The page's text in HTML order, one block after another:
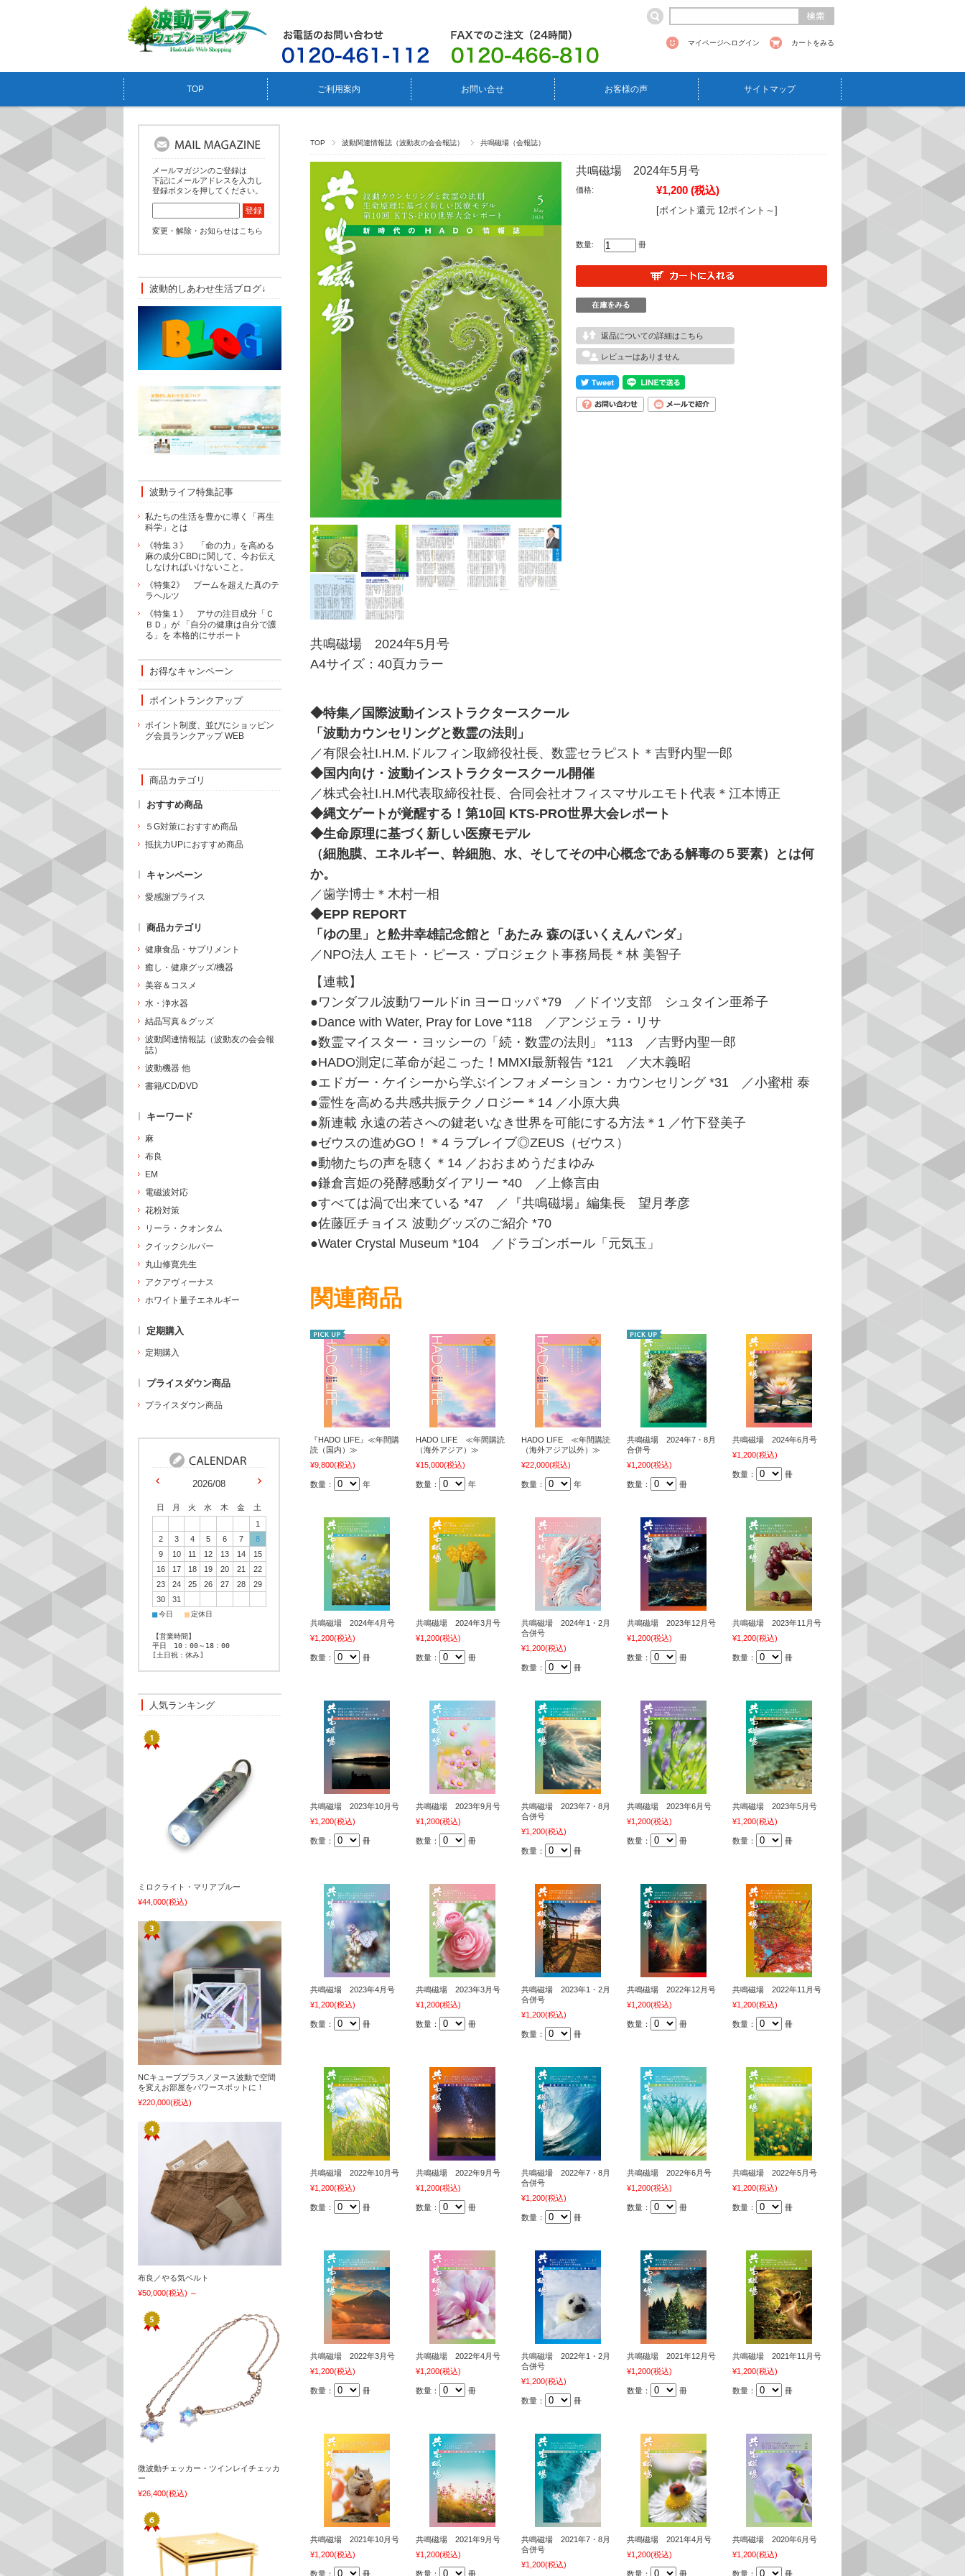
マイページへログイン カートをみる
TOP ご利用案内 お問い合せ お客様の声 サイトマップ
TOP 波動関連情報誌（波動友の会会報誌） 共鳴磁場（会報誌）
共鳴磁場 2024年5月号
価格: ¥1,200 (税込)
[ポイント還元 12ポイント～]
数量: 冊
返品についての詳細はこちら
レビューはありません
共鳴磁場 2024年5月号
A4サイズ：40頁カラー
◆特集／国際波動インストラクタースクール
「波動カウンセリングと数霊の法則」
／有限会社I.H.M.ドルフィン取締役社長、数霊セラピスト＊吉野内聖一郎
◆国内向け・波動インストラクタースクール開催
／株式会社I.H.M代表取締役社長、合同会社オフィスマサルエモト代表＊江本博正
◆縄文ゲートが覚醒する！第10回 KTS-PRO世界大会レポート
◆生命原理に基づく新しい医療モデル
（細胞膜、エネルギー、幹細胞、水、そしてその中心概念である解毒の５要素）とは何
か。
／歯学博士＊木村一相
◆EPP REPORT
「ゆの里」と舩井幸雄記念館と「あたみ 森のほいくえんパンダ」
／NPO法人 エモト・ピース・プロジェクト事務局長＊林 美智子
【連載】
●ワンダフル波動ワールドin ヨーロッパ *79 ／ドイツ支部 シュタイン亜希子
●Dance with Water, Pray for Love *118 ／アンジェラ・リサ
●数霊マイスター・ヨッシーの「続・数霊の法則」 *113 ／吉野内聖一郎
●HADO測定に革命が起こった！MMXI最新報告 *121 ／大木義昭
●エドガー・ケイシーから学ぶインフォメーション・カウンセリング *31 ／小蜜柑 泰
●霊性を高める共感共振テクノロジー＊14 ／小原大典
●新連載 永遠の若さへの鍵老いなき世界を可能にする方法＊1 ／竹下登美子
●ゼウスの進めGO！＊4 ラブレイブ◎ZEUS（ゼウス）
●動物たちの声を聴く＊14 ／おおまめうだまゆみ
●鎌倉言姫の発酵感動ダイアリー *40 ／上條言由
●すべては渦で出来ている *47 ／『共鳴磁場』編集長 望月孝彦
●佐藤匠チョイス 波動グッズのご紹介 *70
●Water Crystal Museum *104 ／ドラゴンボール「元気玉」
関連商品
『HADO LIFE』≪年間購
読（国内）≫
¥9,800(税込)
数量： 年
HADO LIFE ≪年間購読
（海外アジア）≫
¥15,000(税込)
数量： 年
HADO LIFE ≪年間購読
（海外アジア以外）≫
¥22,000(税込)
数量： 年
共鳴磁場 2024年7・8月
合併号
¥1,200(税込)
数量： 冊
共鳴磁場 2024年6月号
¥1,200(税込)
数量： 冊
共鳴磁場 2024年4月号
¥1,200(税込)
数量： 冊
共鳴磁場 2024年3月号
¥1,200(税込)
数量： 冊
共鳴磁場 2024年1・2月
合併号
¥1,200(税込)
数量： 冊
共鳴磁場 2023年12月号
¥1,200(税込)
数量： 冊
共鳴磁場 2023年11月号
¥1,200(税込)
数量： 冊
共鳴磁場 2023年10月号
¥1,200(税込)
数量： 冊
共鳴磁場 2023年9月号
¥1,200(税込)
数量： 冊
共鳴磁場 2023年7・8月
合併号
¥1,200(税込)
数量： 冊
共鳴磁場 2023年6月号
¥1,200(税込)
数量： 冊
共鳴磁場 2023年5月号
¥1,200(税込)
数量： 冊
共鳴磁場 2023年4月号
¥1,200(税込)
数量： 冊
共鳴磁場 2023年3月号
¥1,200(税込)
数量： 冊
共鳴磁場 2023年1・2月
合併号
¥1,200(税込)
数量： 冊
共鳴磁場 2022年12月号
¥1,200(税込)
数量： 冊
共鳴磁場 2022年11月号
¥1,200(税込)
数量： 冊
共鳴磁場 2022年10月号
¥1,200(税込)
数量： 冊
共鳴磁場 2022年9月号
¥1,200(税込)
数量： 冊
共鳴磁場 2022年7・8月
合併号
¥1,200(税込)
数量： 冊
共鳴磁場 2022年6月号
¥1,200(税込)
数量： 冊
共鳴磁場 2022年5月号
¥1,200(税込)
数量： 冊
共鳴磁場 2022年3月号
¥1,200(税込)
数量： 冊
共鳴磁場 2022年4月号
¥1,200(税込)
数量： 冊
共鳴磁場 2022年1・2月
合併号
¥1,200(税込)
数量： 冊
共鳴磁場 2021年12月号
¥1,200(税込)
数量： 冊
共鳴磁場 2021年11月号
¥1,200(税込)
数量： 冊
共鳴磁場 2021年10月号
¥1,200(税込)
数量： 冊
共鳴磁場 2021年9月号
¥1,200(税込)
数量： 冊
共鳴磁場 2021年7・8月
合併号
¥1,200(税込)
共鳴磁場 2021年4月号
¥1,200(税込)
数量： 冊
共鳴磁場 2020年6月号
¥1,200(税込)
数量： 冊
メールマガジンのご登録は
下記にメールアドレスを入力し
登録ボタンを押してください。
変更・解除・お知らせはこちら
波動的しあわせ生活ブログ↓
波動ライフ特集記事
私たちの生活を豊かに導く「再生
科学」とは
《特集３》 「命の力」を高める
麻の成分CBDに関して、今お伝え
しなければいけないこと。
《特集2》 ブームを超えた真のテ
ラヘルツ
《特集１》 アサの注目成分「Ｃ
ＢＤ」が 「自分の健康は自分で護
る」を 本格的にサポート
お得なキャンペーン
ポイントランクアップ
ポイント制度、並びにショッピン
グ会員ランクアップ WEB
商品カテゴリ
おすすめ商品
５G対策におすすめ商品
抵抗力UPにおすすめ商品
キャンペーン
愛感謝プライス
商品カテゴリ
健康食品・サプリメント
癒し・健康グッズ/機器
美容＆コスメ
水・浄水器
結晶写真＆グッズ
波動関連情報誌（波動友の会会報
誌）
波動機器 他
書籍/CD/DVD
キーワード
麻
布良
EM
電磁波対応
花粉対策
リーラ・クオンタム
クイックシルバー
丸山修寛先生
アクアヴィーナス
ホワイト量子エネルギー
定期購入
定期購入
プライスダウン商品
プライスダウン商品
2026/08
日 月 火 水 木 金
土
1
2
3 4 5 6 7
8
9
10 11 12 13 14
15
16
17 18 19 20 21
22
23
24 25 26 27 28
29
30
31
■今日 ■定休日
【営業時間】
平日 10：00～18：00
[土日祝：休み]
人気ランキング
ミロクライト・マリアブルー
¥44,000(税込)
NCキューブプラス／ヌース波動で空間
を変えお部屋をパワースポットに！
¥220,000(税込)
布良／やる気ベルト
¥50,000(税込) ～
微波動チェッカー・ツインレイチェッカ
ー
¥26,400(税込)